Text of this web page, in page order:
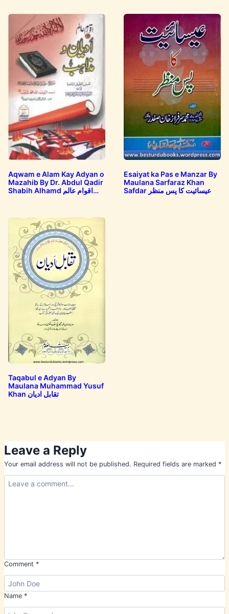
Aqwam e Alam Kay Adyan o
Mazahib By Dr. Abdul Qadir
Shabih Alhamd اقوام عالم
Esaiyat ka Pas e Manzar By
Maulana Sarfaraz Khan
Safdar عیسائیت کا پس منظر
Taqabul e Adyan By
Maulana Muhammad Yusuf
Khan تقابل ادیان
Leave a Reply
Your email address will not be published. Required fields are marked *
Comment *
Name *